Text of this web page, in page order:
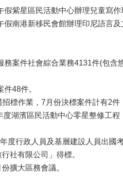
假紫星區民活動中心辦理兒童寫
假南港新移民會館辦理印尼語言
務案件社會綜合業務4131件(包含
48件。
標作業，7月份決標案件計有2
湖濱區民活動中心零星整修工
度行政人員及基層建設人員出國
社有限公司」得標。
擴大區務會議。